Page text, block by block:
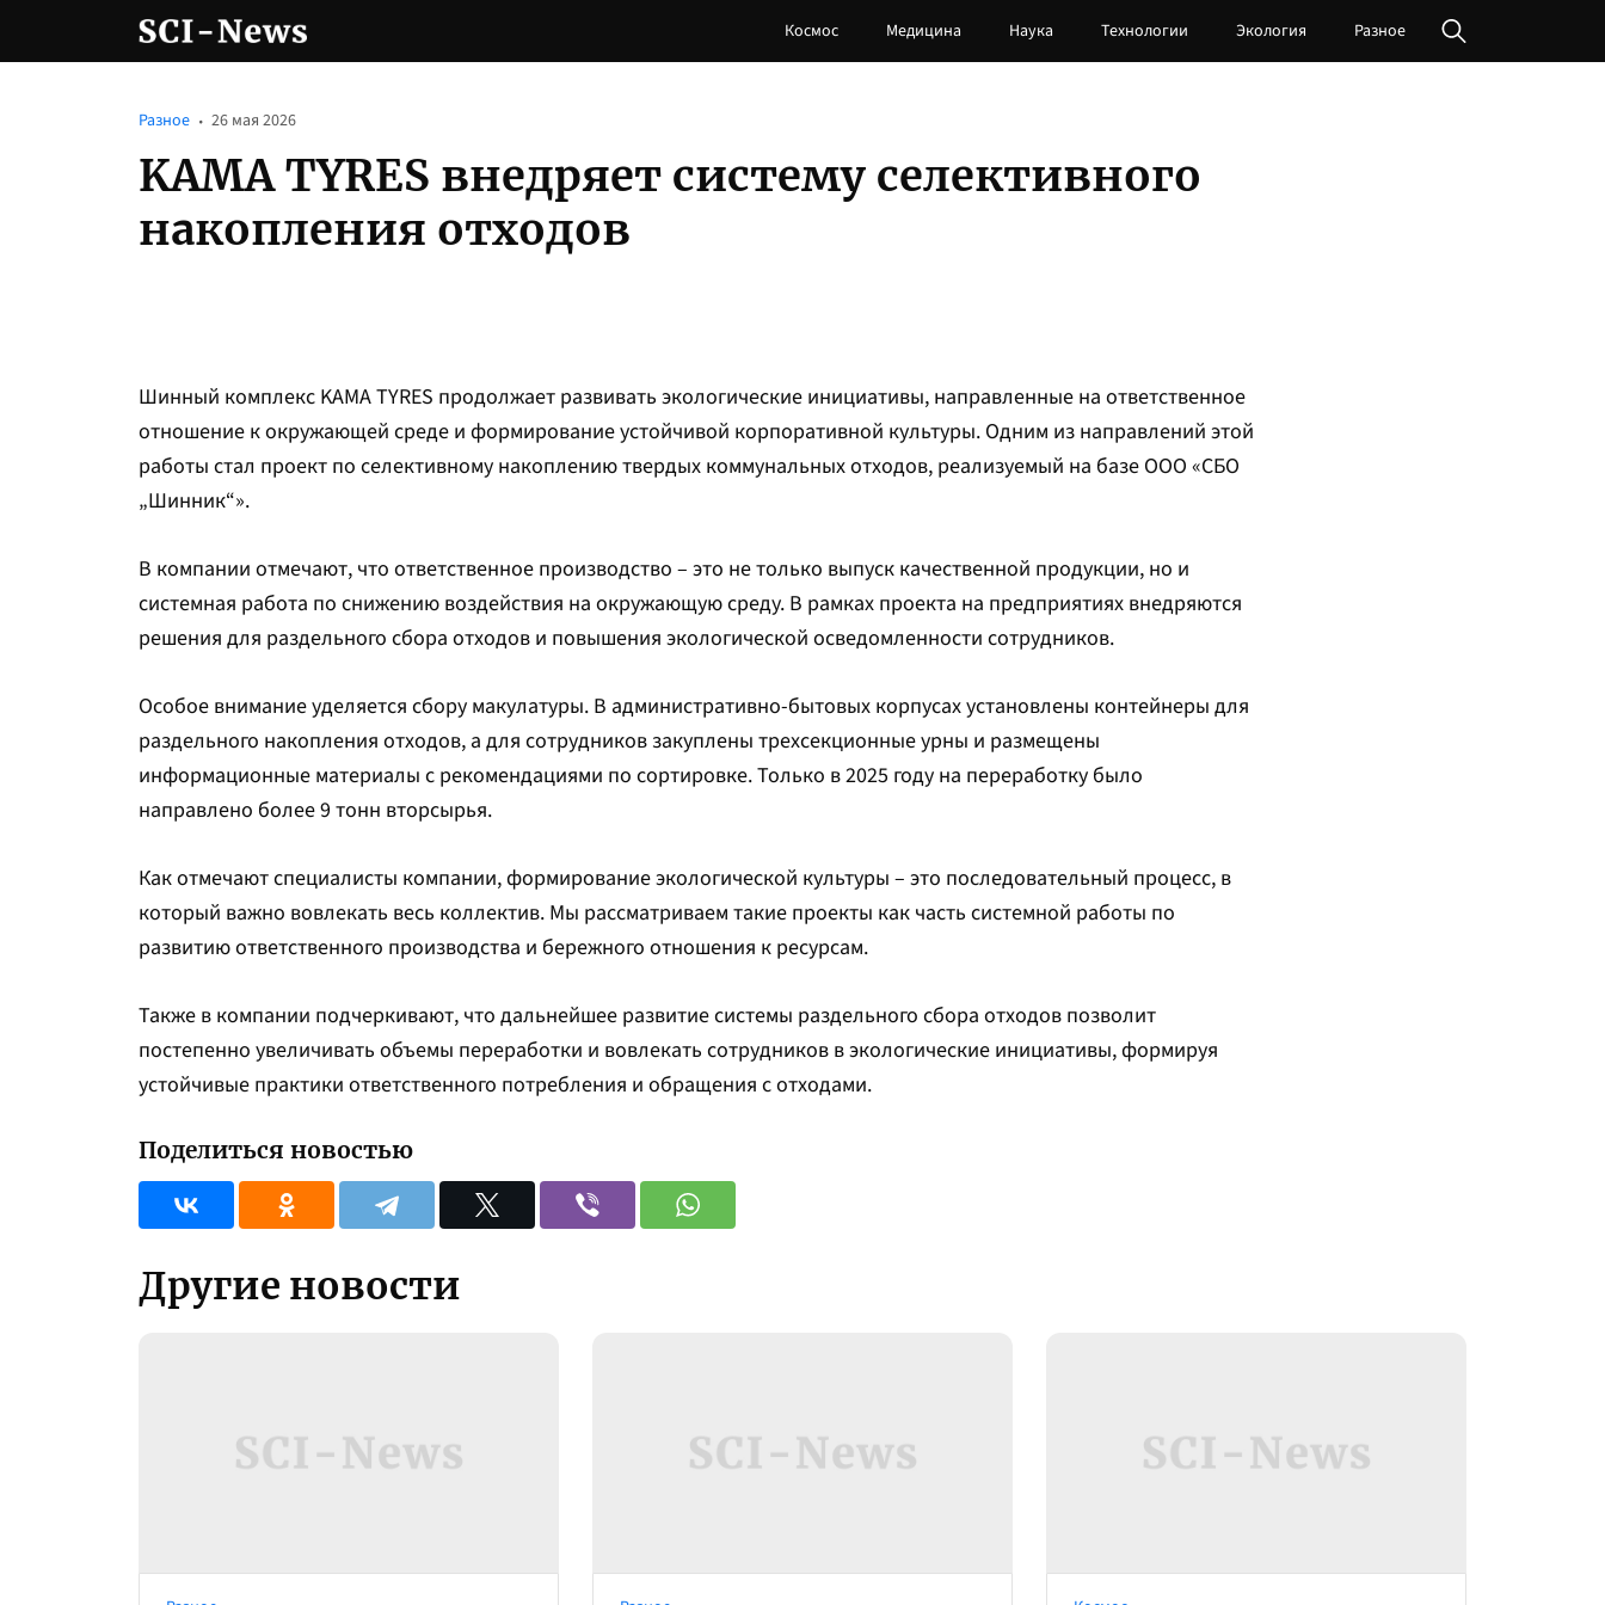
Космос Медицина Наука Технологии Экология Разное
KAMA TYRES внедряет систему селективного
накопления отходов
Разное 26 мая 2026
Шинный комплекс KAMA TYRES продолжает развивать экологические инициативы, направленные на ответственное
отношение к окружающей среде и формирование устойчивой корпоративной культуры. Одним из направлений этой
работы стал проект по селективному накоплению твердых коммунальных отходов, реализуемый на базе ООО «СБО
„Шинник“».
В компании отмечают, что ответственное производство – это не только выпуск качественной продукции, но и
системная работа по снижению воздействия на окружающую среду. В рамках проекта на предприятиях внедряются
решения для раздельного сбора отходов и повышения экологической осведомленности сотрудников.
Особое внимание уделяется сбору макулатуры. В административно-бытовых корпусах установлены контейнеры для
раздельного накопления отходов, а для сотрудников закуплены трехсекционные урны и размещены
информационные материалы с рекомендациями по сортировке. Только в 2025 году на переработку было
направлено более 9 тонн вторсырья.
Как отмечают специалисты компании, формирование экологической культуры – это последовательный процесс, в
который важно вовлекать весь коллектив. Мы рассматриваем такие проекты как часть системной работы по
развитию ответственного производства и бережного отношения к ресурсам.
Также в компании подчеркивают, что дальнейшее развитие системы раздельного сбора отходов позволит
постепенно увеличивать объемы переработки и вовлекать сотрудников в экологические инициативы, формируя
устойчивые практики ответственного потребления и обращения с отходами.
Поделиться новостью
Другие новости